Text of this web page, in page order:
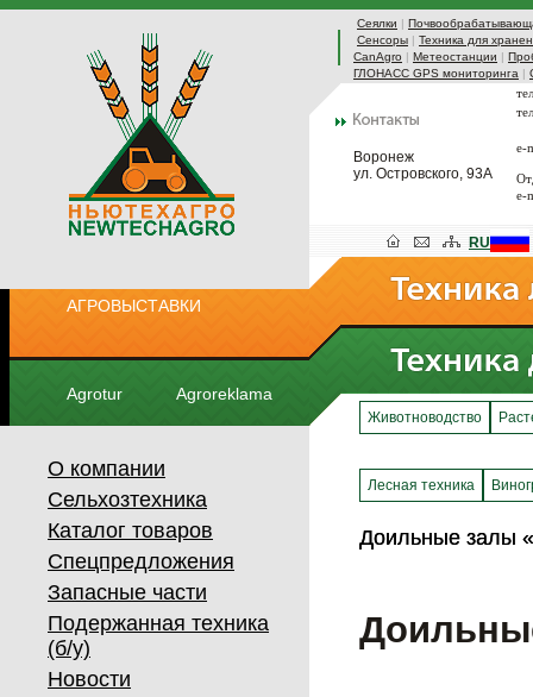
Сеялки |
Сенсоры | Техника для
CanAgro | Метеостанции |
ГЛОНАСС GPS мониторинга |
Воронеж
ул. Островского, 93А
e-
e-
АГРОВЫСТАВКИ
Agrotur Agroreklama
RU
О компании
Сельхозтехника
Каталог товаров
Спецпредложения
Запасные части
Подержанная техника
(б/у)
Новости
Животноводство
Лесная техника
Доильные залы
Доильные залы